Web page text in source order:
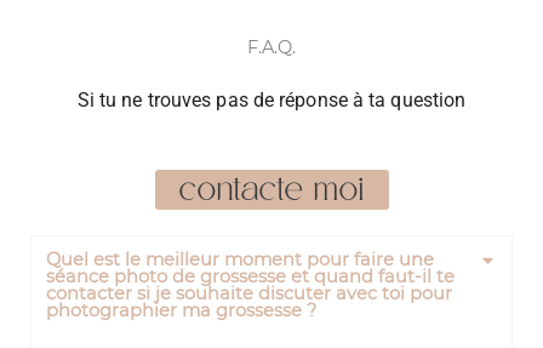
F.A.Q.
Si tu ne trouves pas de réponse à ta question
contacte moi
Quel est le meilleur moment pour faire une
séance photo de grossesse et quand faut-il te
contacter si je souhaite discuter avec toi pour
photographier ma grossesse ?